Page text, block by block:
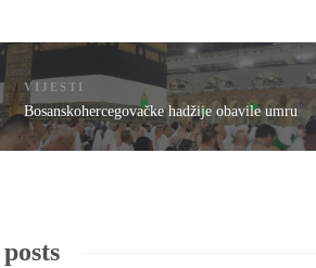
VIJESTI
Bosanskohercegovačke hadžije obavile umru